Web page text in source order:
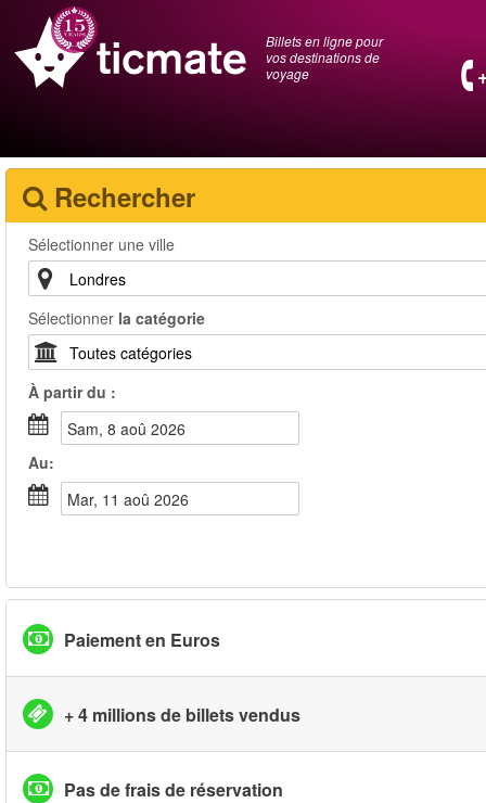
Billets en ligne pour
vos destinations de
voyage
Rechercher
Sélectionner une ville
Sélectionner la catégorie
À partir du :
sam, 8 aoû 2026
Au:
mar, 11 aoû 2026
Paiement en Euros
+ 4 millions de billets vendus
Pas de frais de réservation